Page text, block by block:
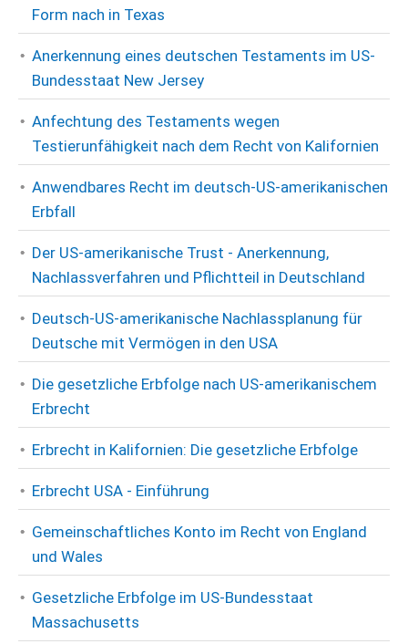
Form nach in Texas
Anerkennung eines deutschen Testaments im US-
Bundesstaat New Jersey
Anfechtung des Testaments wegen
Testierunfähigkeit nach dem Recht von Kalifornien
Anwendbares Recht im deutsch-US-amerikanischen
Erbfall
Der US-amerikanische Trust - Anerkennung,
Nachlassverfahren und Pflichtteil in Deutschland
Deutsch-US-amerikanische Nachlassplanung für
Deutsche mit Vermögen in den USA
Die gesetzliche Erbfolge nach US-amerikanischem
Erbrecht
Erbrecht in Kalifornien: Die gesetzliche Erbfolge
Erbrecht USA - Einführung
Gemeinschaftliches Konto im Recht von England
und Wales
Gesetzliche Erbfolge im US-Bundesstaat
Massachusetts